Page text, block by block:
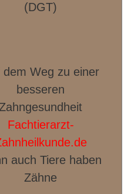
(DGT)
dem Weg zu einer
besseren
Fachtierarzt-
auch Tiere haben
Zähne